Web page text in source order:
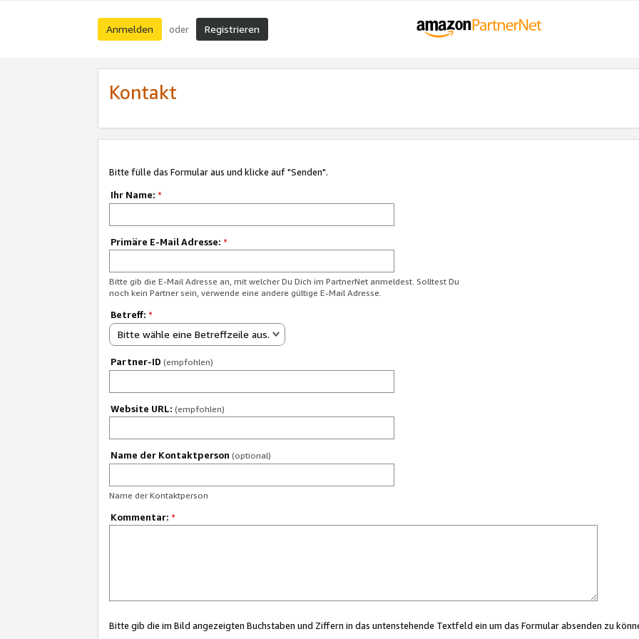
Anmelden oder Registrieren
Kontakt
Bitte fülle das Formular aus und klicke auf "Senden".
Ihr Name: *
Primäre E-Mail Adresse: *
Bitte gib die E-Mail Adresse an, mit welcher Du Dich im PartnerNet anmeldest. Solltest Du
noch kein Partner sein, verwende eine andere gültige E-Mail Adresse.
Betreff: *
Bitte wähle eine Betreffzeile aus.
Partner-ID (empfohlen)
Website URL: (empfohlen)
Name der Kontaktperson (optional)
Name der Kontaktperson
Kommentar: *
Bitte gib die im Bild angezeigten Buchstaben und Ziffern in das untenstehende Textfeld ein um das Formular absenden zu